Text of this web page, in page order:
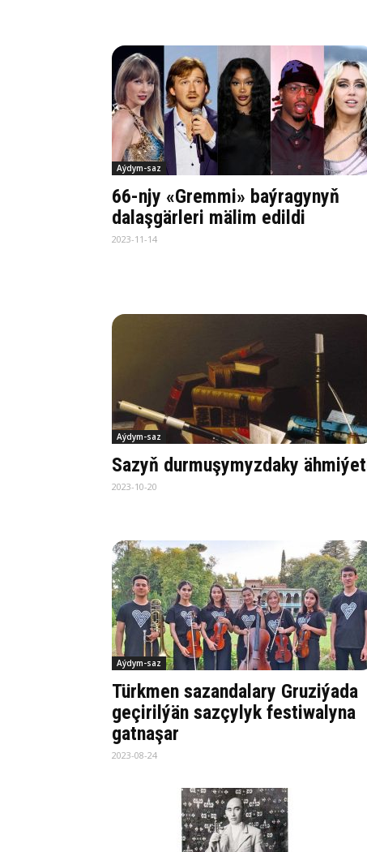
Aýdym-saz
66-njy «Gremmi» baýragynyň
dalaşgärleri mälim edildi
2023-11-14
Aýdym-saz
Sazyň durmuşymyzdaky
2023-10-20
Aýdym-saz
Türkmen sazandalary Gruziýada
geçirilýän sazçylyk festiwalyna
gatnaşar
2023-08-24